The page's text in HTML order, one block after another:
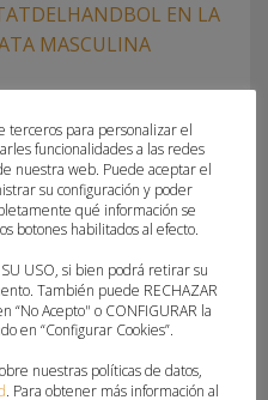
EN LA
MASCULINA
al Balonmano
de Honor Plata Masculina
cargado de
de Sagunto, donde el
al Balonmano
domingo 14 de diciembre a
de
PORTADA
terceros para personalizar el
funcionalidades a las redes
nuestra web. Puede aceptar el
su configuración y poder
qué información se
botones habilitados al efecto.
USO, si bien podrá retirar su
También puede RECHAZAR
“No Acepto" o CONFIGURAR la
en “Configurar Cookies”.
nuestras políticas de datos,
. Para obtener más información al